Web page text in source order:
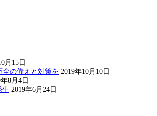
月15日
全の備えと対策を 2019年10月10日
8月4日
生 2019年6月24日